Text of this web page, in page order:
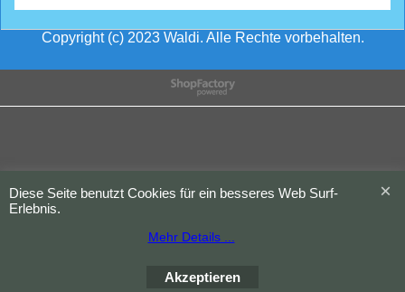
Copyright (c) 2023 Waldi. Alle Rechte vorbehalten.
WebShop erstellt mit
ShopFactory Shop
Diese Seite benutzt Cookies für ein besseres Web Surf-
Erlebnis.
Mehr Details ...
Akzeptieren